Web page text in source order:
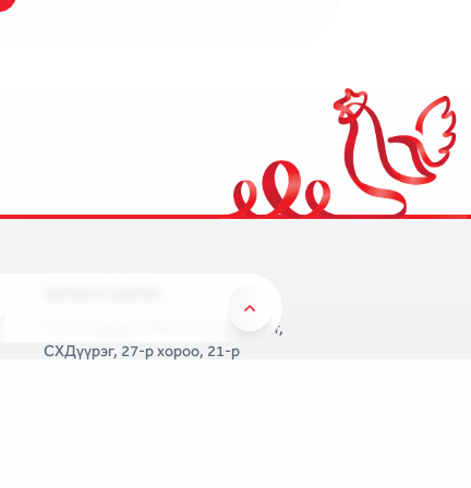
Түмэн шувуут, Монгол улс, УБ хот,
СХДүүрэг, 27-р хороо, 21-р